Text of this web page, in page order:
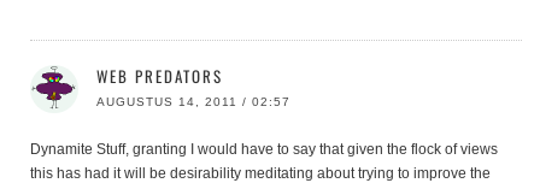
WEB PREDATORS
AUGUSTUS 14, 2011 / 02:57
Dynamite Stuff, granting I would have to say that given the flock of views
this has had it will be desirability meditating about trying to improve the